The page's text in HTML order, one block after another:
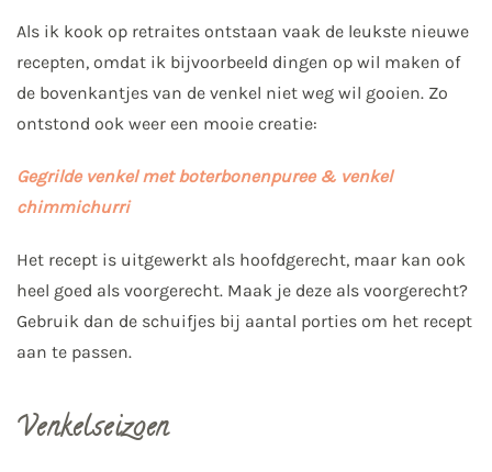
Als ik kook op retraites ontstaan vaak de leukste nieuwe
recepten, omdat ik bijvoorbeeld dingen op wil maken of
de bovenkantjes van de venkel niet weg wil gooien. Zo
ontstond ook weer een mooie creatie:
Gegrilde venkel met boterbonenpuree & venkel
chimmichurri
Het recept is uitgewerkt als hoofdgerecht, maar kan ook
heel goed als voorgerecht. Maak je deze als voorgerecht?
Gebruik dan de schuifjes bij aantal porties om het recept
aan te passen.
Venkelseizoen